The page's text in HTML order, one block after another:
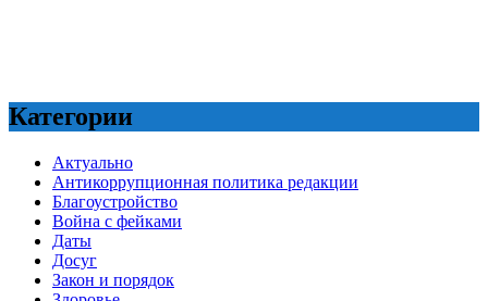
Категории
Актуально
Антикоррупционная политика редакции
Благоустройство
Война с фейками
Даты
Досуг
Закон и порядок